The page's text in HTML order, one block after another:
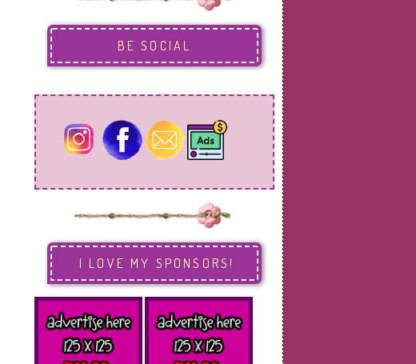
BE SOCIAL
I LOVE MY SPONSORS!